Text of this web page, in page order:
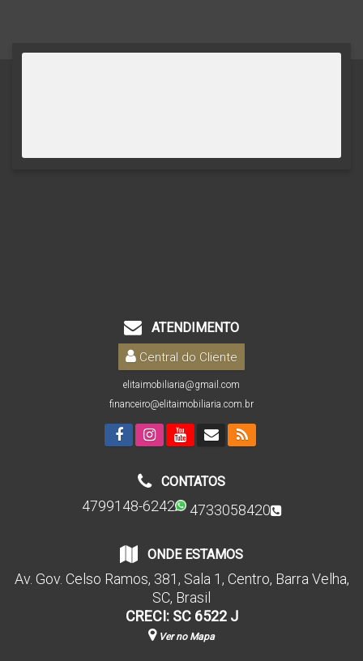
ATENDIMENTO
Central do Cliente
elitaimobiliaria@gmail.com
financeiro@elitaimobiliaria.com.br
CONTATOS
4799148-6242 4733058420
ONDE ESTAMOS
Av. Gov. Celso Ramos, 381 , Sala 1 , Centro, Barra Velha,
SC, Brasil
CRECI: SC 6522 J
Ver no Mapa